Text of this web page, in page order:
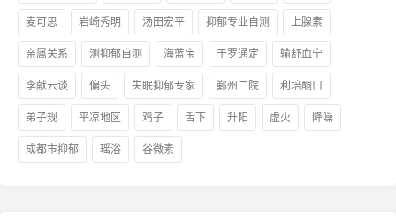
麦可思 岩崎秀明 汤田宏平 抑郁专业自测 上腺素
亲属关系 测抑郁自测 海蓝宝 于罗通定 输舒血宁
李献云谈 偏头 失眠抑郁专家 鄞州二院 利培酮口
弟子规 平凉地区 鸡子 舌下 升阳 虚火 降噪
成都市抑郁 瑶浴 谷微素